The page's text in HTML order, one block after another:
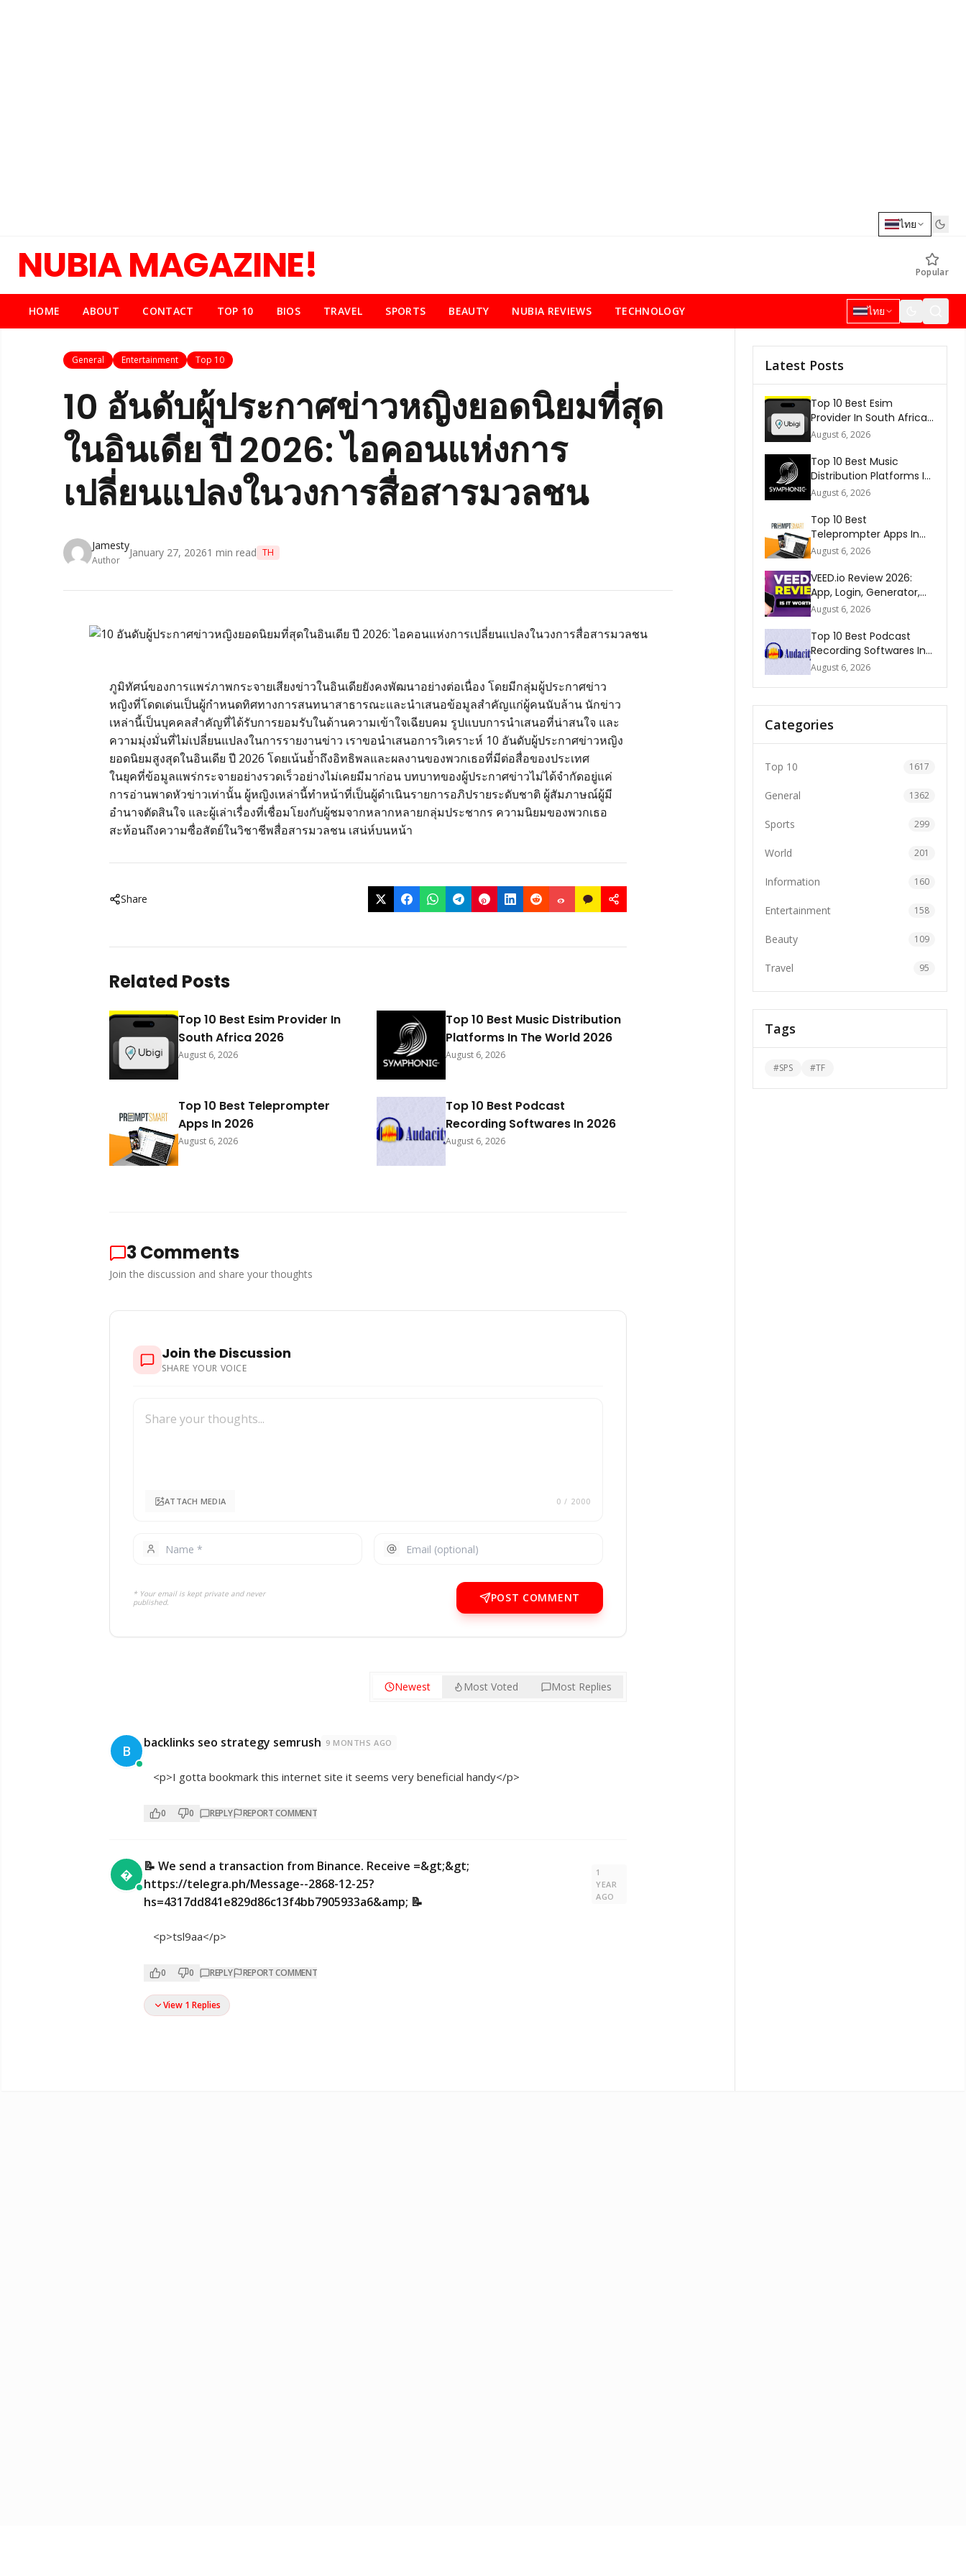
ไทย
NUBIA MAGAZINE! Popular
HOME ABOUT CONTACT TOP 10 BIOS TRAVEL SPORTS BEAUTY NUBIA REVIEWS TECHNOLOGY ไทย
General Entertainment Top 10
10 อันดับผู้ประกาศข่าวหญิงยอดนิยมที่สุด
ในอินเดีย ปี 2026: ไอคอนแห่งการ
เปลี่ยนแปลงในวงการสื่อสารมวลชน
Jamesty
Author
January 27, 20261 min read TH
ภูมิทัศน์ของการแพร่ภาพกระจายเสียงข่าวในอินเดียยังคงพัฒนาอย่างต่อเนื่อง โดยมีกลุ่มผู้ประกาศข่าว
หญิงที่โดดเด่นเป็นผู้กำหนดทิศทางการสนทนาสาธารณะและนำเสนอข้อมูลสำคัญแก่ผู้คนนับล้าน นักข่าว
เหล่านี้เป็นบุคคลสำคัญที่ได้รับการยอมรับในด้านความเข้าใจเฉียบคม รูปแบบการนำเสนอที่น่าสนใจ และ
ความมุ่งมั่นที่ไม่เปลี่ยนแปลงในการรายงานข่าว เราขอนำเสนอการวิเคราะห์ 10 อันดับผู้ประกาศข่าวหญิง
ยอดนิยมสูงสุดในอินเดีย ปี 2026 โดยเน้นย้ำถึงอิทธิพลและผลงานของพวกเธอที่มีต่อสื่อของประเทศ
ในยุคที่ข้อมูลแพร่กระจายอย่างรวดเร็วอย่างไม่เคยมีมาก่อน บทบาทของผู้ประกาศข่าวไม่ได้จำกัดอยู่แค่
การอ่านพาดหัวข่าวเท่านั้น ผู้หญิงเหล่านี้ทำหน้าที่เป็นผู้ดำเนินรายการอภิปรายระดับชาติ ผู้สัมภาษณ์ผู้มี
อำนาจตัดสินใจ และผู้เล่าเรื่องที่เชื่อมโยงกับผู้ชมจากหลากหลายกลุ่มประชากร ความนิยมของพวกเธอ
สะท้อนถึงความซื่อสัตย์ในวิชาชีพสื่อสารมวลชน เสน่ห์บนหน้า
Share
Related Posts
Top 10 Best Esim Provider In
South Africa 2026
August 6, 2026
Top 10 Best Music Distribution
Platforms In The World 2026
August 6, 2026
Top 10 Best Teleprompter
Apps In 2026
August 6, 2026
Top 10 Best Podcast
Recording Softwares In 2026
August 6, 2026
3Comments
Join the discussion and share your thoughts
Join the Discussion
SHARE YOUR VOICE
ATTACH MEDIA 0 / 2000
* Your email is kept private and never
published.
POST COMMENT
Newest Most Voted Most Replies
B backlinks seo strategy semrush 9 MONTHS AGO
<p>I gotta bookmark this internet site it seems very beneficial handy</p>
0 0 REPLY REPORT COMMENT

📝 We send a transaction from Binance. Receive =&gt;&gt;
https://telegra.ph/Message--2868-12-25?
hs=4317dd841e829d86c13f4bb7905933a6&amp; 📝
1
YEAR
AGO
<p>tsl9aa</p>
0 0 REPLY REPORT COMMENT
View 1 Replies
Latest Posts
Top 10 Best Esim
Provider In South Africa
2026
August 6, 2026
Top 10 Best Music
Distribution Platforms In
The World 2026
August 6, 2026
Top 10 Best
Teleprompter Apps In
2026
August 6, 2026
VEED.io Review 2026:
App, Login, Generator,
Download, AI & FAQs
August 6, 2026
Top 10 Best Podcast
Recording Softwares In
2026
August 6, 2026
Categories
Top 10 1617
General 1362
Sports 299
World 201
Information 160
Entertainment 158
Beauty 109
Travel 95
Tags
#SPS #TF